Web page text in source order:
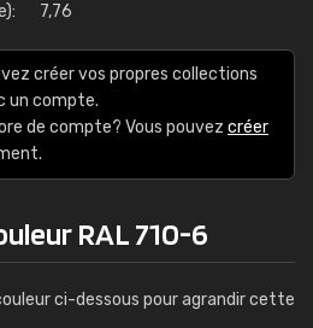
7,76
créer vos propres collections
un compte.
de compte? Vous pouvez créer
RAL 710-6
ci-dessous pour agrandir cette